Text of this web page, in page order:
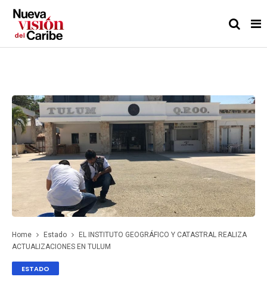
Home Estado
EL INSTITUTO GEOGRÁFICO Y CATASTRAL REALIZA
ACTUALIZACIONES EN TULUM
ESTADO